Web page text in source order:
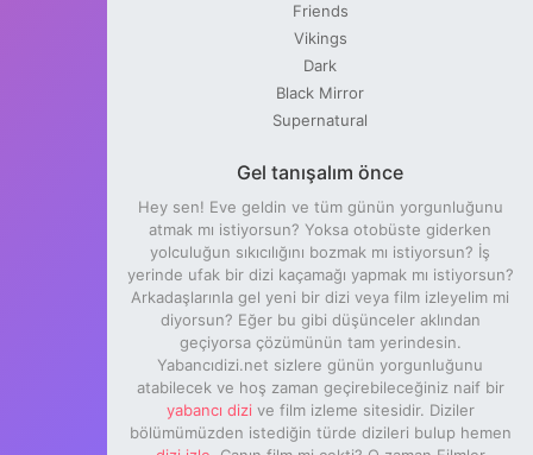
Friends
Vikings
Dark
Black Mirror
Supernatural
Gel tanışalım önce
Hey sen! Eve geldin ve tüm günün yorgunluğunu
atmak mı istiyorsun? Yoksa otobüste giderken
yolculuğun sıkıcılığını bozmak mı istiyorsun? İş
yerinde ufak bir dizi kaçamağı yapmak mı istiyorsun?
Arkadaşlarınla gel yeni bir dizi veya film izleyelim mi
diyorsun? Eğer bu gibi düşünceler aklından
geçiyorsa çözümünün tam yerindesin.
Yabancıdizi.net sizlere günün yorgunluğunu
atabilecek ve hoş zaman geçirebileceğiniz naif bir
yabancı dizi ve film izleme sitesidir. Diziler
bölümümüzden istediğin türde dizileri bulup hemen